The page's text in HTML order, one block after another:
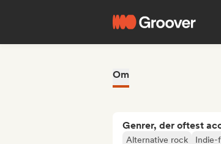
Om
Genrer, der oftest
Alternative rock Indie-